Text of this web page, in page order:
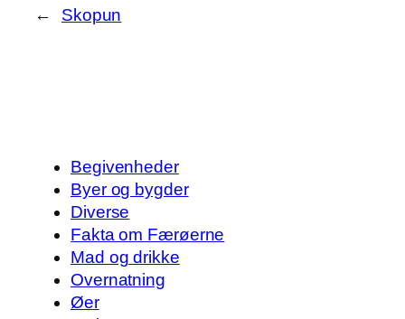
← Skopun
Begivenheder
Byer og bygder
Diverse
Fakta om Færøerne
Mad og drikke
Overnatning
Øer